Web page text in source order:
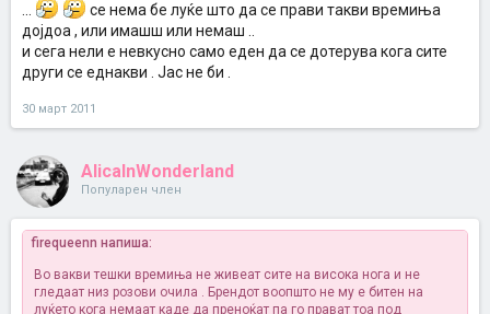
се нема бе луќе што да се прави такви времиња
дојдоа , или имашш или немаш ..
и сега нели е невкусно само еден да се дотерува кога сите
други се еднакви . Јас не би .
30 март 2011
AlicaInWonderland
Популарен член
firequeenn напиша:
Во вакви тешки времиња не живеат сите на висока нога и не
гледаат низ розови очила . Брендот воопшто не му е битен на
луќето кога немаат каде да преноќат па го прават тоа под